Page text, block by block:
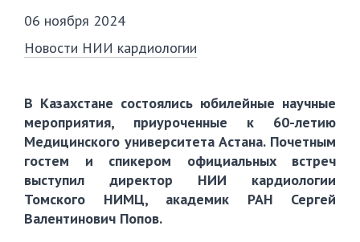
06 ноября 2024
Новости НИИ кардиологии
В Казахстане состоялись юбилейные научные
мероприятия, приуроченные к 60-летию
Медицинского университета Астана. Почетным
гостем и спикером официальных встреч
выступил директор НИИ кардиологии
Томского НИМЦ, академик РАН Сергей
Валентинович Попов.